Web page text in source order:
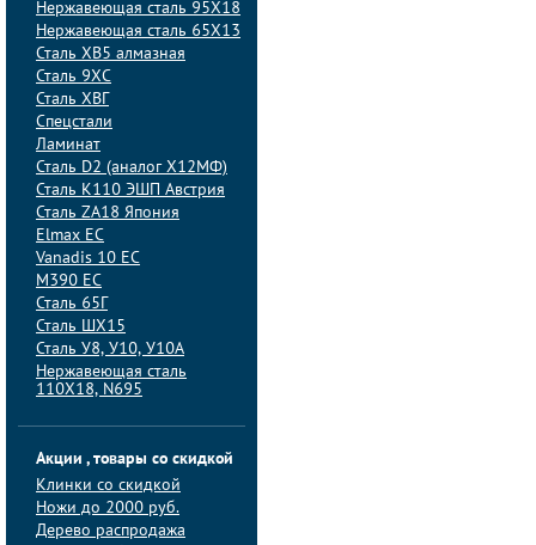
Нержавеющая сталь 95Х18
Нержавеющая сталь 65Х13
Сталь ХВ5 алмазная
Сталь 9ХС
Сталь ХВГ
Спецстали
Ламинат
Сталь D2 (аналог Х12МФ)
Сталь K110 ЭШП Австрия
Сталь ZA18 Япония
Elmax ЕС
Vanadis 10 ЕС
M390 ЕС
Сталь 65Г
Сталь ШХ15
Сталь У8, У10, У10А
Нержавеющая сталь
110Х18, N695
Акции , товары со скидкой
Клинки со скидкой
Ножи до 2000 руб.
Дерево распродажа